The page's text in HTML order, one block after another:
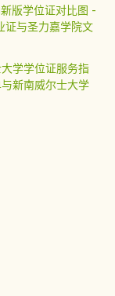
版学位证对比图 -
与圣力嘉学院文
学学位证服务指
新南威尔士大学